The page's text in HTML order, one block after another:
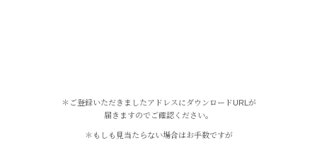
＊ご登録いただきましたアドレスにダウンロードURLが
届きますのでご確認ください。
＊もしも見当たらない場合はお手数ですが